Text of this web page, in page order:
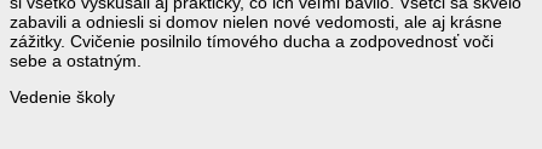
zabavili a odniesli si domov nielen nové vedomosti, ale aj krásne
zážitky. Cvičenie posilnilo tímového ducha a zodpovednosť voči
sebe a ostatným.
Vedenie školy